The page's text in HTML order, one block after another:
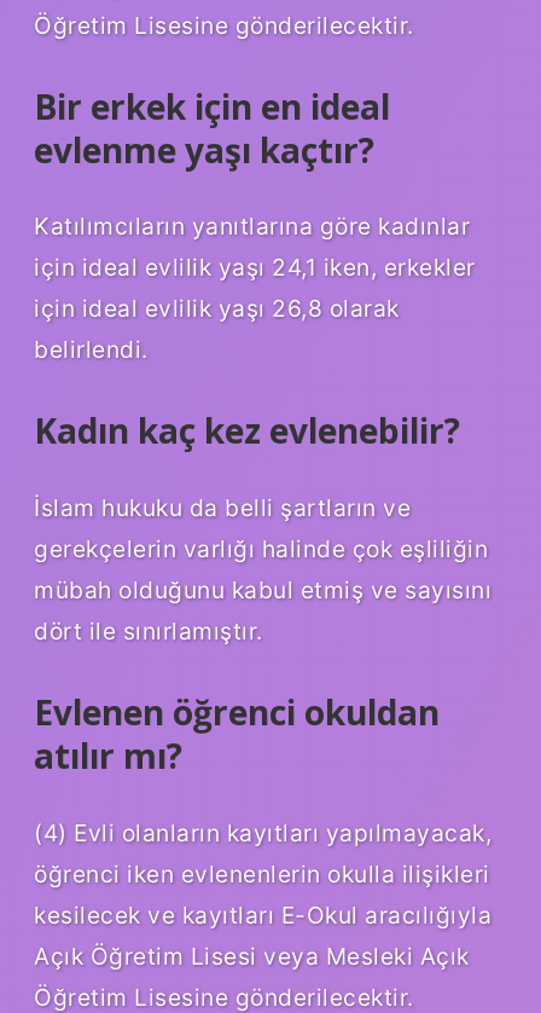
Öğretim Lisesine gönderilecektir.
Bir erkek için en ideal
evlenme yaşı kaçtır?
Katılımcıların yanıtlarına göre kadınlar
için ideal evlilik yaşı 24,1 iken, erkekler
için ideal evlilik yaşı 26,8 olarak
belirlendi.
Kadın kaç kez evlenebilir?
İslam hukuku da belli şartların ve
gerekçelerin varlığı halinde çok eşliliğin
mübah olduğunu kabul etmiş ve sayısını
dört ile sınırlamıştır.
Evlenen öğrenci okuldan
atılır mı?
(4) Evli olanların kayıtları yapılmayacak,
öğrenci iken evlenenlerin okulla ilişikleri
kesilecek ve kayıtları E-Okul aracılığıyla
Açık Öğretim Lisesi veya Mesleki Açık
Öğretim Lisesine gönderilecektir.